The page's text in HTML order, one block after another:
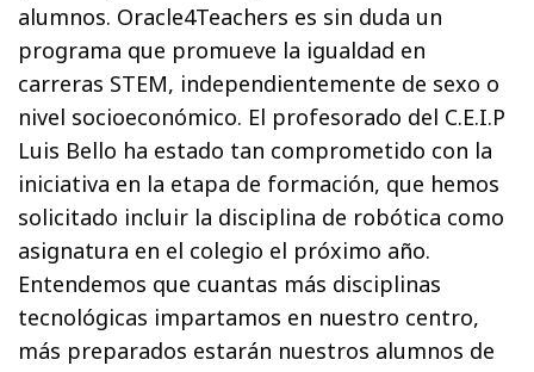
alumnos. Oracle4Teachers es sin duda un
programa que promueve la igualdad en
carreras STEM, independientemente de sexo o
nivel socioeconómico. El profesorado del C.E.I.P
Luis Bello ha estado tan comprometido con la
iniciativa en la etapa de formación, que hemos
solicitado incluir la disciplina de robótica como
asignatura en el colegio el próximo año.
Entendemos que cuantas más disciplinas
tecnológicas impartamos en nuestro centro,
más preparados estarán nuestros alumnos de